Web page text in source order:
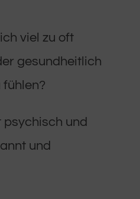
viel zu oft
gesundheitlich
psychisch und
und